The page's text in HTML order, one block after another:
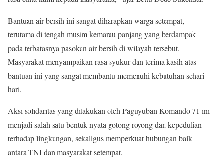
Bantuan air bersih ini sangat diharapkan warga setempat,
terutama di tengah musim kemarau panjang yang berdampak
pada terbatasnya pasokan air bersih di wilayah tersebut.
Masyarakat menyampaikan rasa syukur dan terima kasih atas
bantuan ini yang sangat membantu memenuhi kebutuhan sehari-
hari.
Aksi solidaritas yang dilakukan oleh Paguyuban Komando 71 ini
menjadi salah satu bentuk nyata gotong royong dan kepedulian
terhadap lingkungan, sekaligus memperkuat hubungan baik
antara TNI dan masyarakat setempat.